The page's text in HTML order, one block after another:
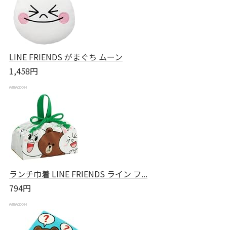
LINE FRIENDS がまぐち ムーン
1,458円
ランチ巾着 LINE FRIENDS ライン フ...
794円